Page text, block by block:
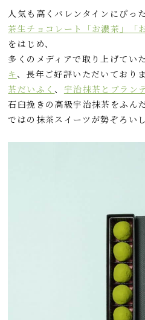
人気も高くバレンタインにぴっ
茶生チョコレート「お濃茶」
「
をはじめ、
多くのメディアで取り上げてい
キ、長年ご好評いただいており
茶だいふく、 宇治抹茶とブラン
石臼挽きの高級宇治抹茶をふん
ではの抹茶スイーツが勢ぞろいし